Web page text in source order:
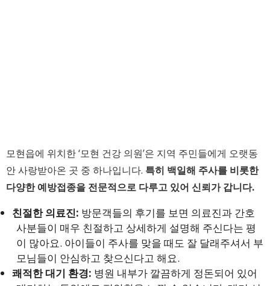
모현읍에 위치한 ‘모현 건강 의원’은 지역 주민들에게 오랫동
안 사랑받아온 곳 중 하나입니다. 특히 백일해 주사를 비롯한
다양한 예방접종을 전문적으로 다루고 있어 신뢰가 갑니다.
친절한 의료진: 방문객들의 후기를 보면 의료진과 간호
사분들이 매우 친절하고 상세하게 설명해 주신다는 평
이 많아요. 아이들이 주사를 맞을 때도 잘 달래주셔서 부
모님들이 안심하고 찾으신다고 해요.
쾌적한 대기 환경: 병원 내부가 깔끔하게 정돈되어 있어